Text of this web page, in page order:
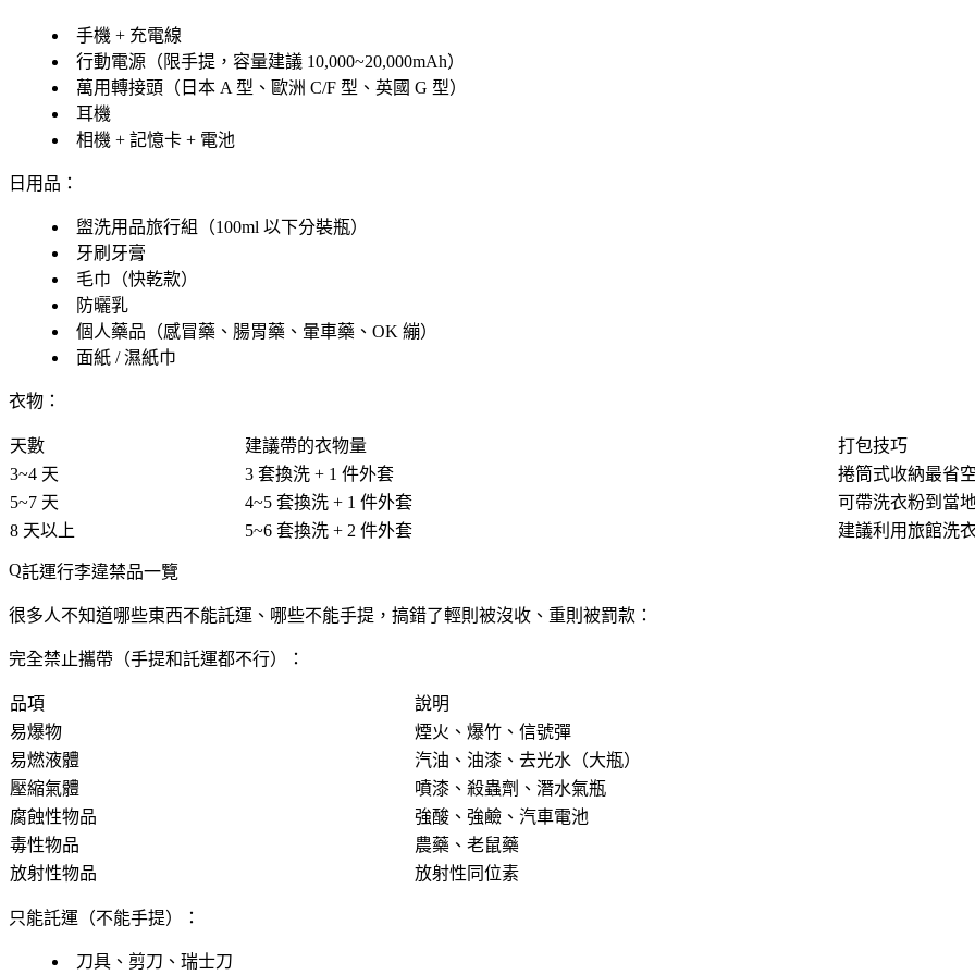
手機 + 充電線
行動電源（限手提，容量建議 10,000~20,000mAh）
萬用轉接頭（日本 A 型、歐洲 C/F 型、英國 G 型）
耳機
相機 + 記憶卡 + 電池
日用品：
盥洗用品旅行組（100ml 以下分裝瓶）
牙刷牙膏
毛巾（快乾款）
防曬乳
個人藥品（感冒藥、腸胃藥、暈車藥、OK 繃）
面紙 / 濕紙巾
衣物：
天數 建議帶的衣物量
打包技巧
3~4 天
3 套換洗 + 1 件外套
捲筒式收納最省
5~7 天
4~5 套換洗 + 1 件外套
可帶洗衣粉到當
8 天以上
5~6 套換洗 + 2 件外套 建議利用旅館洗
託運行李違禁品一覽
很多人不知道哪些東西不能託運、哪些不能手提，搞錯了輕則被沒收、重則被罰款：
完全禁止攜帶（手提和託運都不行）：
品項
說明
易爆物
煙火、爆竹、信號彈
易燃液體
汽油、油漆、去光水（大瓶）
壓縮氣體
噴漆、殺蟲劑、潛水氣瓶
腐蝕性物品
強酸、強鹼、汽車電池
毒性物品
農藥、老鼠藥
放射性物品
放射性同位素
只能託運（不能手提）：
刀具、剪刀、瑞士刀